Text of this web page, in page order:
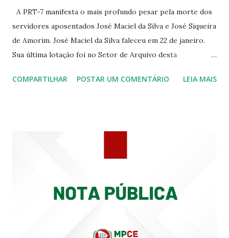
A PRT-7 manifesta o mais profundo pesar pela morte dos
servidores aposentados José Maciel da Silva e José Siqueira
de Amorim. José Maciel da Silva faleceu em 22 de janeiro.
Sua última lotação foi no Setor de Arquivo desta
Siqueira Amorim faleceu em 28 de fevereiro e encerrou a
COMPARTILHAR POSTAR UM COMENTÁRIO LEIA MAIS